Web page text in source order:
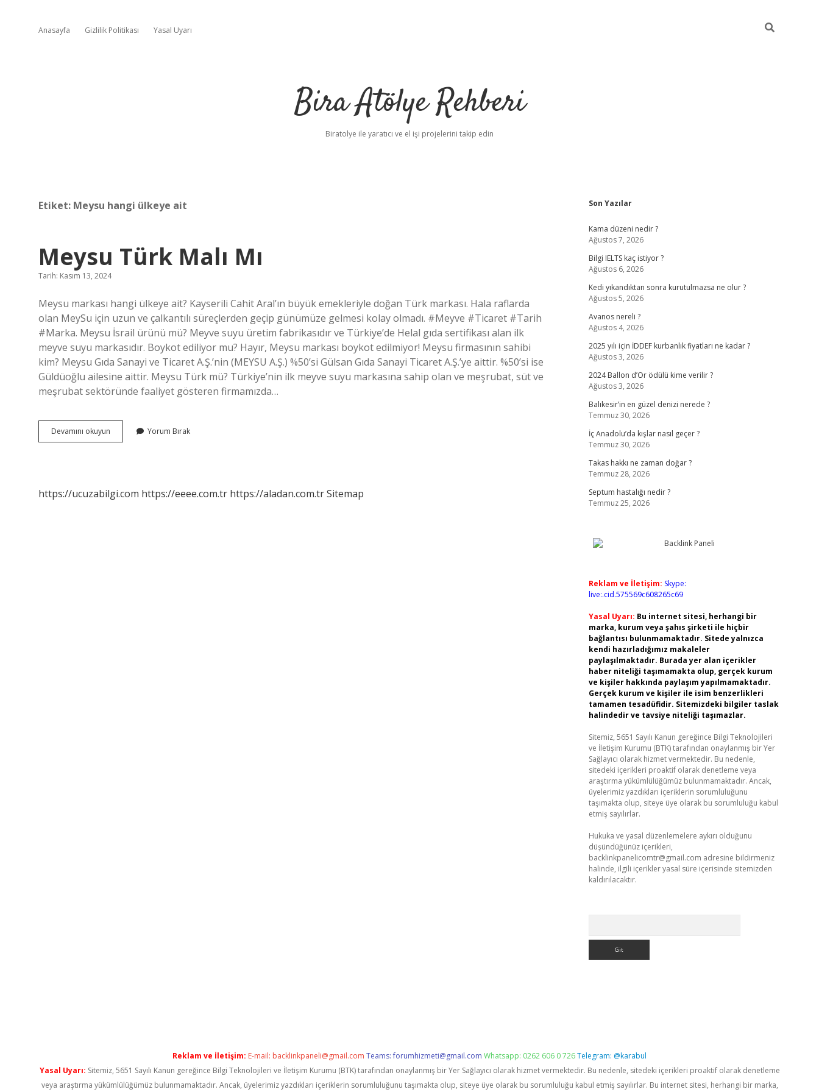
Anasayfa Gizlilik Politikası Yasal Uyarı
Bira Atölye Rehberi
Biratolye ile yaratıcı ve el işi projelerini takip edin
Etiket: Meysu hangi ülkeye ait
Meysu Türk Malı Mı
Tarih: Kasım 13, 2024
Meysu markası hangi ülkeye ait? Kayserili Cahit Aral’ın büyük emekleriyle doğan Türk markası. Hala raflarda
olan MeySu için uzun ve çalkantılı süreçlerden geçip günümüze gelmesi kolay olmadı. #Meyve #Ticaret #Tarih
#Marka. Meysu İsrail ürünü mü? Meyve suyu üretim fabrikasıdır ve Türkiye’de Helal gıda sertifikası alan ilk
meyve suyu markasıdır. Boykot ediliyor mu? Hayır, Meysu markası boykot edilmiyor! Meysu firmasının sahibi
kim? Meysu Gıda Sanayi ve Ticaret A.Ş.’nin (MEYSU A.Ş.) %50’si Gülsan Gıda Sanayi Ticaret A.Ş.’ye aittir. %50’si ise
Güldüoğlu ailesine aittir. Meysu Türk mü? Türkiye’nin ilk meyve suyu markasına sahip olan ve meşrubat, süt ve
meşrubat sektöründe faaliyet gösteren firmamızda…
Devamını okuyun
Türk
Yorum Bırak
https://ucuzabilgi.com https://eeee.com.tr https://aladan.com.trSitemap
Sidebar
Son Yazılar
Kama düzeni nedir ?
Ağustos 7, 2026
Bilgi IELTS kaç istiyor ?
Ağustos 6, 2026
Kedi yıkandıktan sonra kurutulmazsa ne olur ?
Ağustos 5, 2026
Avanos nereli ?
Ağustos 4, 2026
2025 yılı için İDDEF kurbanlık fiyatları ne kadar ?
Ağustos 3, 2026
2024 Ballon d’Or ödülü kime verilir ?
Ağustos 3, 2026
Balıkesir’in en güzel denizi nerede ?
Temmuz 30, 2026
İç Anadolu’da kışlar nasıl geçer ?
Temmuz 30, 2026
Takas hakkı ne zaman doğar ?
Temmuz 28, 2026
Septum hastalığı nedir ?
Temmuz 25, 2026
Reklam ve İletişim: Skype:
live:.cid.575569c608265c69
Yasal Uyarı: Bu internet sitesi, herhangi bir
marka, kurum veya şahıs şirketi ile hiçbir
bağlantısı bulunmamaktadır. Sitede yalnızca
kendi hazırladığımız makaleler
paylaşılmaktadır. Burada yer alan içerikler
haber niteliği taşımamakta olup, gerçek kurum
ve kişiler hakkında paylaşım yapılmamaktadır.
Gerçek kurum ve kişiler ile isim benzerlikleri
tamamen tesadüfidir. Sitemizdeki bilgiler taslak
halindedir ve tavsiye niteliği taşımazlar.
Sitemiz, 5651 Sayılı Kanun gereğince Bilgi Teknolojileri
ve İletişim Kurumu (BTK) tarafından onaylanmış bir Yer
Sağlayıcı olarak hizmet vermektedir. Bu nedenle,
sitedeki içerikleri proaktif olarak denetleme veya
araştırma yükümlülüğümüz bulunmamaktadır. Ancak,
üyelerimiz yazdıkları içeriklerin sorumluluğunu
taşımakta olup, siteye üye olarak bu sorumluluğu kabul
etmiş sayılırlar.
Hukuka ve yasal düzenlemelere aykırı olduğunu
düşündüğünüz içerikleri,
backlinkpanelicomtr@gmail.com adresine bildirmeniz
halinde, ilgili içerikler yasal süre içerisinde sitemizden
kaldırılacaktır.
ilbetbetci
Reklam ve İletişim: E-mail: backlinkpaneli@gmail.com Teams:forumhizmeti@gmail.com Whatsapp: 0262 606 0 726Telegram: @karabul
Yasal Uyarı: Sitemiz, 5651 Sayılı Kanun gereğince Bilgi Teknolojileri ve İletişim Kurumu (BTK) tarafından onaylanmış bir Yer Sağlayıcı olarak hizmet vermektedir. Bu nedenle, sitedeki içerikleri proaktif olarak denetleme
veya araştırma yükümlülüğümüz bulunmamaktadır. Ancak, üyelerimiz yazdıkları içeriklerin sorumluluğunu taşımakta olup, siteye üye olarak bu sorumluluğu kabul etmiş sayılırlar. Bu internet sitesi, herhangi bir marka,